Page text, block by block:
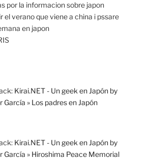
por la informacion sobre japon
el verano que viene a china i pssare
en japon
Kirai.NET - Un geek en Japón by
García » Los padres en Japón
Kirai.NET - Un geek en Japón by
García » Hiroshima Peace Memorial